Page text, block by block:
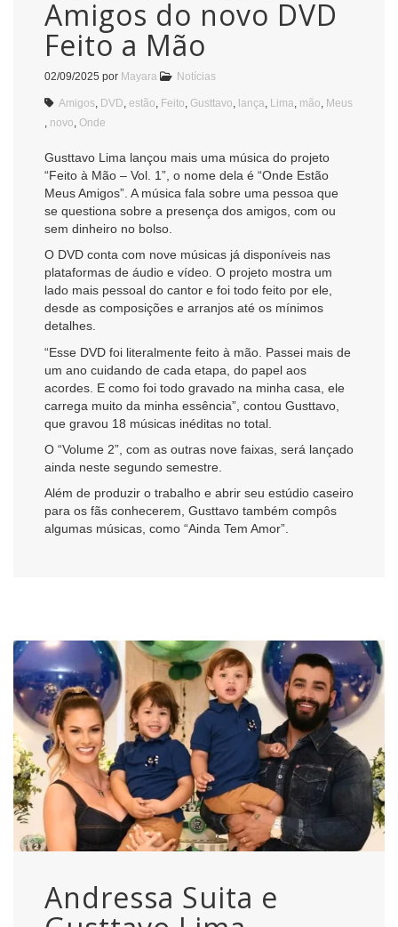
Amigos do novo DVD
Feito a Mão
02/09/2025 por Mayara Notícias
Amigos DVD estão Feito Gusttavo lança Lima mão Meus
novo Onde
Gusttavo Lima lançou mais uma música do projeto
“Feito à Mão – Vol. 1”, o nome dela é “Onde Estão
Meus Amigos”. A música fala sobre uma pessoa que
se questiona sobre a presença dos amigos, com ou
sem dinheiro no bolso.
O DVD conta com nove músicas já disponíveis nas
plataformas de áudio e vídeo. O projeto mostra um
lado mais pessoal do cantor e foi todo feito por ele,
desde as composições e arranjos até os mínimos
detalhes.
“Esse DVD foi literalmente feito à mão. Passei mais de
um ano cuidando de cada etapa, do papel aos
acordes. E como foi todo gravado na minha casa, ele
carrega muito da minha essência”, contou Gusttavo,
que gravou 18 músicas inéditas no total.
O “Volume 2”, com as outras nove faixas, será lançado
ainda neste segundo semestre.
Além de produzir o trabalho e abrir seu estúdio caseiro
para os fãs conhecerem, Gusttavo também compôs
algumas músicas, como “Ainda Tem Amor”.
Andressa Suita e